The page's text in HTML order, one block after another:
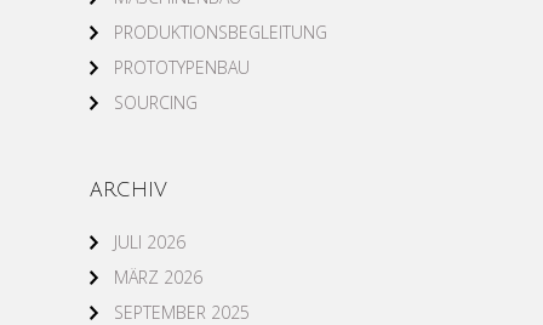
PRODUKTIONSBEGLEITUNG
PROTOTYPENBAU
SOURCING
ARCHIV
JULI 2026
MÄRZ 2026
SEPTEMBER 2025